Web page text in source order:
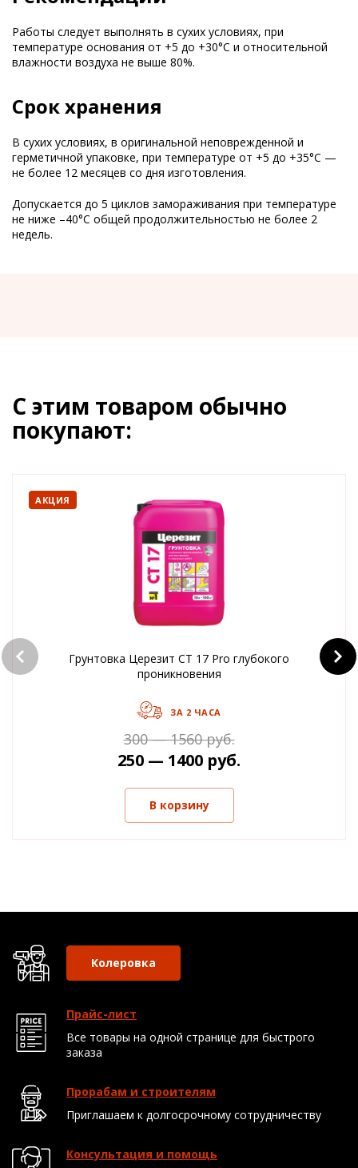
Работы следует выполнять в сухих условиях, при
температуре основания от +5 до +30°C и относительной
влажности воздуха не выше 80%.
Срок хранения
В сухих условиях, в оригинальной неповрежденной и
герметичной упаковке, при температуре от +5 до +35°С —
не более 12 месяцев со дня изготовления.
Допускается до 5 циклов замораживания при температуре
не ниже –40°C общей продолжительностью не более 2
недель.
С этим товаром обычно
покупают:
АКЦИЯ
Грунтовка Церезит CT 17 Pro глубокого
проникновения
ЗА 2 ЧАСА
300 — 1560 руб.
250 — 1400 руб.
В корзину
Колеровка
Прайс-лист
Все товары на одной странице для быстрого
заказа
Прорабам и строителям
Приглашаем к долгосрочному сотрудничеству
Консультация и помощь